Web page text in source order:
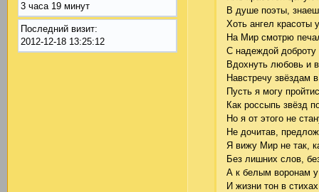
3 часа 19 минут
Последний визит:
2012-12-18 13:25:12
В душе поэты,
Хоть ангел красоты
На Мир смотрю
С надеждой
Вдохнуть любовь
Навстречу звёздам
Пусть я могу
Как россыпь звёзд
Но я от этого не
Не дочитав,
Я вижу Мир не так,
Без лишних слов,
А к белым воронам
И жизни тон в